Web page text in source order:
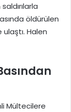
öldürülen
ulaştı. Halen
Mültecilere